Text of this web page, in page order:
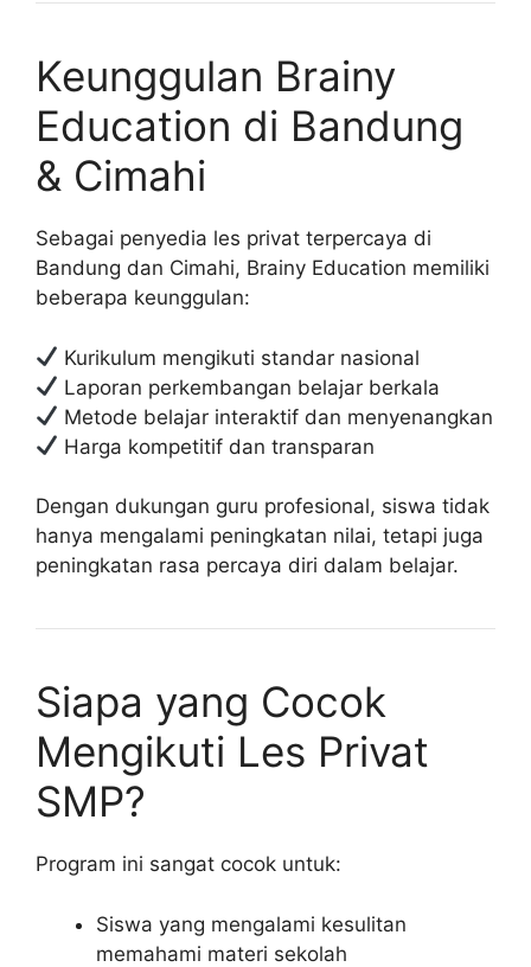
Keunggulan Brainy
Education di Bandung
& Cimahi
Sebagai penyedia les privat terpercaya di
Bandung dan Cimahi, Brainy Education memiliki
beberapa keunggulan:
Kurikulum mengikuti standar nasional
Laporan perkembangan belajar berkala
Metode belajar interaktif dan menyenangkan
Harga kompetitif dan transparan
Dengan dukungan guru profesional, siswa tidak
hanya mengalami peningkatan nilai, tetapi juga
peningkatan rasa percaya diri dalam belajar.
Siapa yang Cocok
Mengikuti Les Privat
SMP?
Program ini sangat cocok untuk:
Siswa yang mengalami kesulitan
memahami materi sekolah